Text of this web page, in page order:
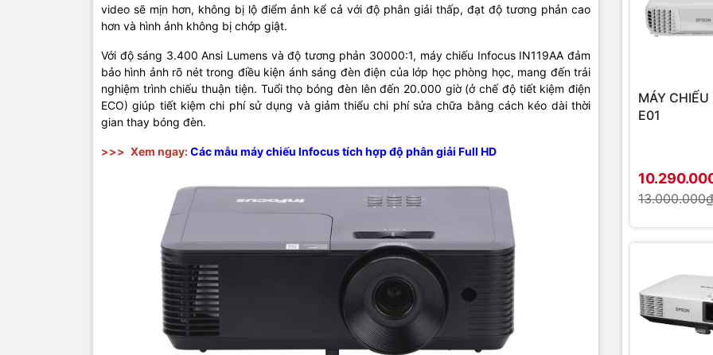
video sẽ mịn hơn, không bị lộ điểm ảnh kể cả với độ phân giải thấp, đạt độ tương phản cao
hơn và hình ảnh không bị chớp giật.
Với độ sáng 3.400 Ansi Lumens và độ tương phản 30000:1, máy chiếu Infocus IN119AA đảm
bảo hình ảnh rõ nét trong điều kiện ánh sáng đèn điện của lớp học phòng học, mang đến trải
nghiệm trình chiếu thuận tiện. Tuổi thọ bóng đèn lên đến 20.000 giờ (ở chế độ tiết kiệm điện
ECO) giúp tiết kiệm chi phí sử dụng và giảm thiểu chi phí sửa chữa bằng cách kéo dài thời
gian thay bóng đèn.
>>> Xem ngay:Các mẫu máy chiếu Infocus tích hợp độ phân giải Full HD
Bảo hành
MÁY CHIẾU
E01
13.000.000₫